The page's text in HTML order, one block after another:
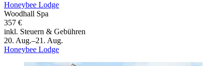
Honeybee Lodge
Woodhall Spa
357 €
inkl. Steuern & Gebühren
20. Aug.–21. Aug.
Honeybee Lodge